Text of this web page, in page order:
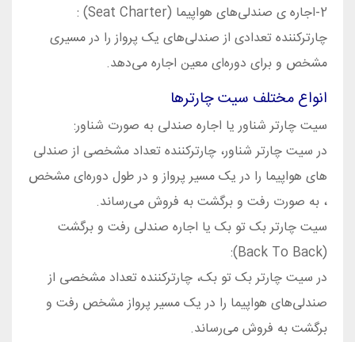
2-اجاره ی صندلی‌‌های هواپیما (Seat Charter) :
چارترکننده تعدادی از صندلی‌های یک پرواز را در مسیری
مشخص و برای دوره‌ای معین اجاره می‌دهد.
انواع مختلف سیت چارترها
سیت چارتر شناور یا اجاره صندلی به صورت شناور:
در سیت چارتر شناور، چارترکننده تعداد مشخصی از صندلی‌
های هواپیما را در یک مسیر پرواز و در طول دوره‌ای مشخص
، به صورت رفت و برگشت به فروش می‌رساند.
سیت چارتر بک تو بک یا اجاره صندلی رفت و برگشت
(Back To Back):
در سیت چارتر بک تو بک، چارترکننده تعداد مشخصی از
صندلی‌های هواپیما را در یک مسیر پرواز مشخص رفت و
برگشت به فروش می‌رساند.